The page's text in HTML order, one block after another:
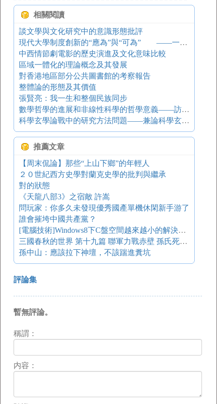
相關閱讀
談文學與文化研究中的意識形態批評
現代大學制度創新的“應為”與“可為” ——一流大學建設的題中應有之義
中西情節劇電影的歷史演進及文化意味比較
區域一體化的理論概念及其發展
對香港地區部分公共圖書館的考察報告
整體論的形態及其價值
張賢亮：我一生和整個民族同步
數學哲學的進展和非線性科學的哲學意義——訪林夏水研究員
科學玄學論戰中的研究方法問題——兼論科學玄學論戰在中國現代哲學史中的地位
推薦文章
【周末侃論】那些“上山下鄉”的年輕人
２０世紀西方史學對蘭克史學的批判與繼承
對的狀態
《天龍八部3》之宿敵 許嵩
問玩家：你多久未發現優秀國產單機休閑新手游了
誰會摧垮中國共產黨？
[電腦技術]Windows8下C盤空間越來越小的解決辦法
三國春秋的世界 第十九篇 聯軍力戰赤壁 孫氏死守建業
孫中山：應該拉下神壇，不該踹進糞坑
評論集
暫無評論。
稱謂：
内容：